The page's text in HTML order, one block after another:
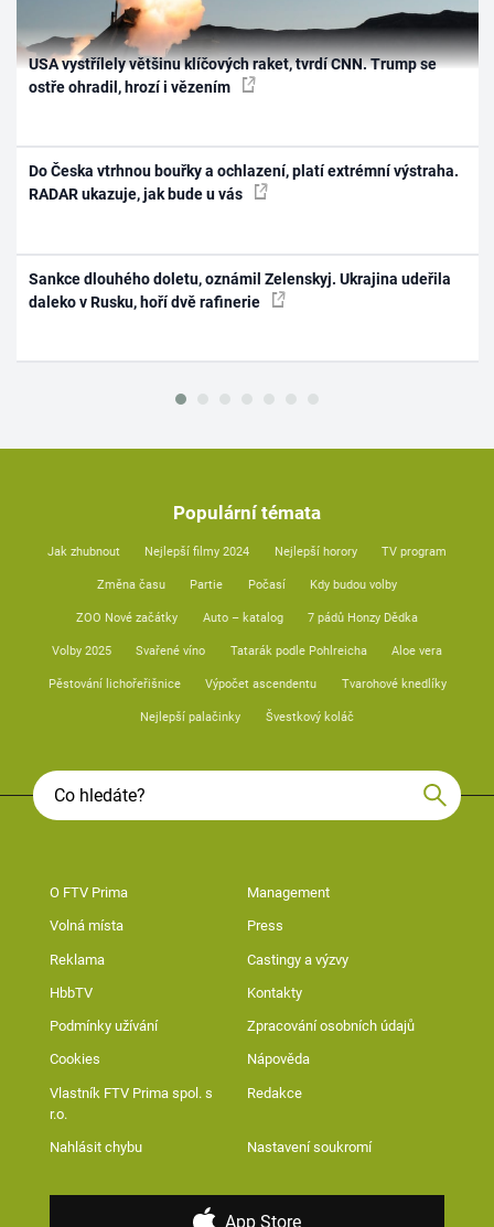
USA vystřílely většinu klíčových raket, tvrdí CNN. Trump se
ostře ohradil, hrozí i vězením
Do Česka vtrhnou bouřky a ochlazení, platí extrémní výstraha.
RADAR ukazuje, jak bude u vás
Sankce dlouhého doletu, oznámil Zelenskyj. Ukrajina udeřila
daleko v Rusku, hoří dvě rafinerie
Populární témata
Jak zhubnout Nejlepší filmy 2024 Nejlepší horory TV program
Změna času Partie Počasí Kdy budou volby
ZOO Nové začátky Auto – katalog 7 pádů Honzy Dědka
Volby 2025 Svařené víno Tatarák podle Pohlreicha Aloe vera
Pěstování lichořeřišnice Výpočet ascendentu Tvarohové knedlíky
Nejlepší palačinky Švestkový koláč
O FTV Prima Management
Volná místa Press
Reklama Castingy a výzvy
HbbTV Kontakty
Podmínky užívání Zpracování osobních údajů
Cookies Nápověda
Vlastník FTV Prima spol. s
r.o.
Redakce
Nahlásit chybu Nastavení soukromí
App Store